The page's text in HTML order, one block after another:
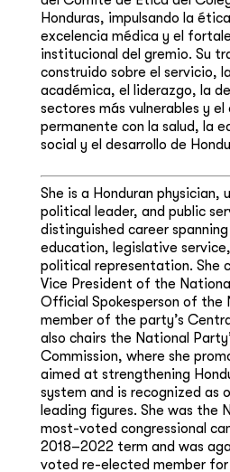
Honduras, impulsando la
excelencia médica y el
institucional del gremio. Su
construido sobre el servicio,
académica, el liderazgo, la
sectores más vulnerables y el
permanente con la salud, la
social y el desarrollo de
She is a Honduran physician,
political leader, and public
distinguished career
education, legislative
political representation. She
Vice President of the
Official Spokesperson of the
member of the party’s
also chairs the National
Commission, where she
aimed at strengthening
system and is recognized as
leading figures. She was the
most-voted congressional
2018–2022 term and was
voted re-elected member